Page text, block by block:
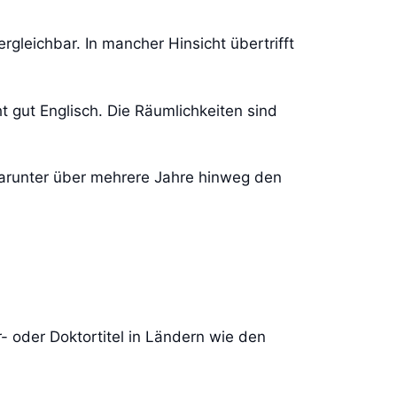
In mancher Hinsicht übertrifft
Englisch. Die Räumlichkeiten sind
über mehrere Jahre hinweg den
oder Doktortitel in Ländern wie den